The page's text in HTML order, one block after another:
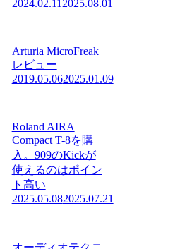
2024.02.112025.08.01
Arturia MicroFreak
レビュー
2019.05.062025.01.09
Roland AIRA
Compact T-8を購
入。909のKickが
使えるのはポイン
ト高い
2025.05.082025.07.21